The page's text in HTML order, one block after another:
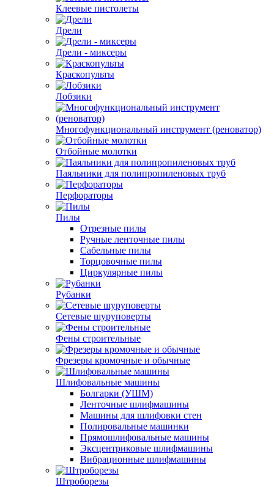
Клеевые пистолеты
Дрели
Дрели - миксеры
Краскопульты
Лобзики
Многофункциональный инструмент (реноватор)
Отбойные молотки
Паяльники для полипропиленовых труб
Перфораторы
Пилы
Отрезные пилы
Ручные ленточные пилы
Сабельные пилы
Торцовочные пилы
Циркулярные пилы
Рубанки
Сетевые шуруповерты
Фены строительные
Фрезеры кромочные и обычные
Шлифовальные машины
Болгарки (УШМ)
Ленточные шлифмашины
Машины для шлифовки стен
Полировальные машинки
Прямошлифовальные машины
Эксцентриковые шлифмашины
Вибрационные шлифмашины
Штроборезы